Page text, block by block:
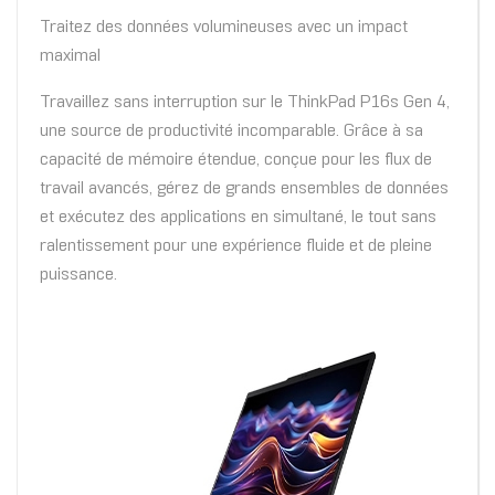
Traitez des données volumineuses avec un impact
maximal
Travaillez sans interruption sur le ThinkPad P16s Gen 4,
une source de productivité incomparable. Grâce à sa
capacité de mémoire étendue, conçue pour les flux de
travail avancés, gérez de grands ensembles de données
et exécutez des applications en simultané, le tout sans
ralentissement pour une expérience fluide et de pleine
puissance.